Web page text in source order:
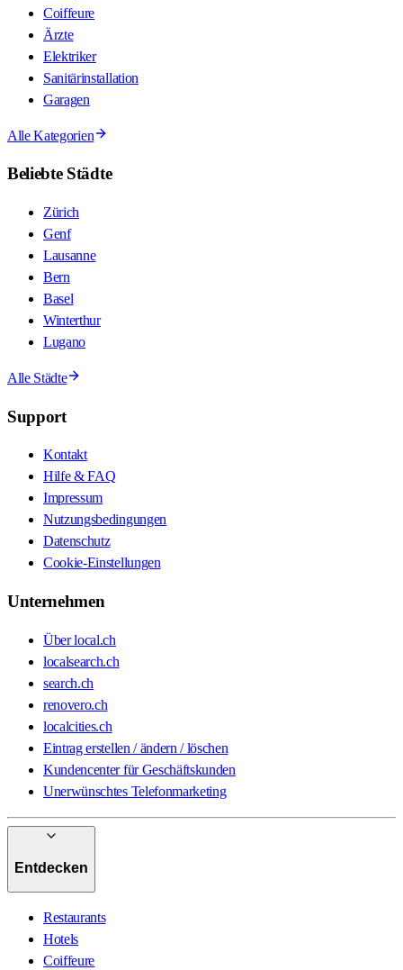
Coiffeure
Ärzte
Elektriker
Sanitärinstallation
Garagen
Alle Kategorien
Beliebte Städte
Zürich
Genf
Lausanne
Bern
Basel
Winterthur
Lugano
Alle Städte
Support
Kontakt
Hilfe & FAQ
Impressum
Nutzungsbedingungen
Datenschutz
Cookie-Einstellungen
Unternehmen
Über local.ch
localsearch.ch
search.ch
renovero.ch
localcities.ch
Eintrag erstellen / ändern / löschen
Kundencenter für Geschäftskunden
Unerwünschtes Telefonmarketing
Entdecken
Restaurants
Hotels
Coiffeure